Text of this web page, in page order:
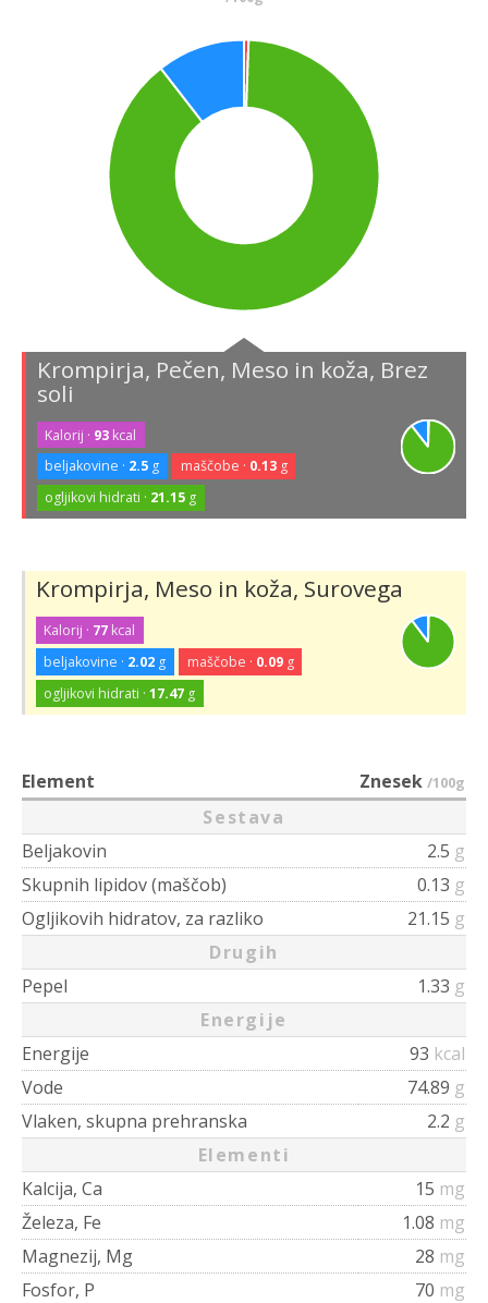
Krompirja, Pečen, Meso in koža, Brez
soli
Kalorij · 93 kcal
beljakovine · 2.5 g maščobe · 0.13g
ogljikovi hidrati · 21.15 g
Krompirja, Meso in koža, Surovega
Kalorij · 77 kcal
beljakovine · 2.02 g maščobe · 0.09g
ogljikovi hidrati ·17.47 g
Element Znesek /100g
Sestava
Beljakovin
2.5 g
Skupnih lipidov (maščob)
0.13 g
Ogljikovih hidratov, za razliko
21.15 g
Drugih
Pepel
1.33 g
Energije
Energije
93 kcal
Vode
74.89 g
Vlaken, skupna prehranska
2.2 g
Elementi
Kalcija, Ca
15 mg
Železa, Fe
1.08 mg
Magnezij, Mg
28 mg
Fosfor, P
70 mg